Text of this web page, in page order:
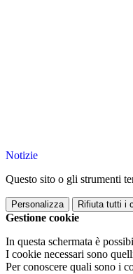
Notizie
Questo sito o gli strumenti
Personalizza Rifiuta tutti i
Gestione cookie
In questa schermata è
I cookie necessari sono
Per conoscere quali sono i